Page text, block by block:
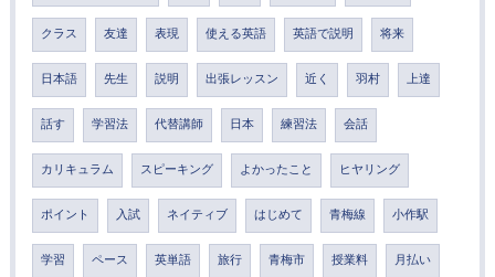
クラス 友達 表現 使える英語 英語で説明 将来
日本語 先生 説明 出張レッスン 近く 羽村 上達
話す 学習法 代替講師 日本 練習法 会話
カリキュラム スピーキング よかったこと ヒヤリング
ポイント 入試 ネイティブ はじめて 青梅線 小作駅
学習 ペース 英単語 旅行 青梅市 授業料 月払い